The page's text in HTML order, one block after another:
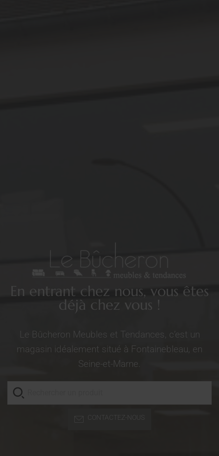
En entrant chez nous, vous êtes
déjà chez vous !
Le Bûcheron Meubles et Tendances, c’est un
magasin idéalement situé à Fontainebleau, en
Seine-et-Marne.
CONTACTEZ-NOUS